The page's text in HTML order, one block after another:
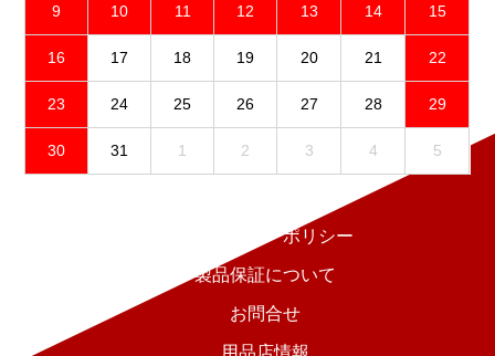
9 10 11 12 13 14 15
16 17 18 19 20 21 22
23 24 25 26 27 28 29
30 31 1 2 3 4 5
プライバシーポリシー
製品保証について
お問合せ
用品店情報